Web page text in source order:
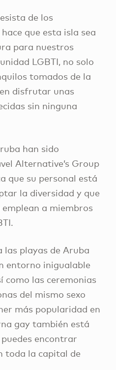
de los
que esta isla sea
para nuestros
LGBTI, no solo
tomados de la
disfrutar unas
sin ninguna
han sido
Alternative’s Group
que su personal está
la diversidad y que
a miembros
playas de Aruba
entorno inigualable
como las ceremonias
del mismo sexo
más popularidad en
gay también está
encontrar
toda la capital de